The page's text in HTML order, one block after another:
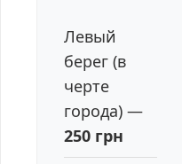
Левый
берег (в
черте
города) —
250 грн